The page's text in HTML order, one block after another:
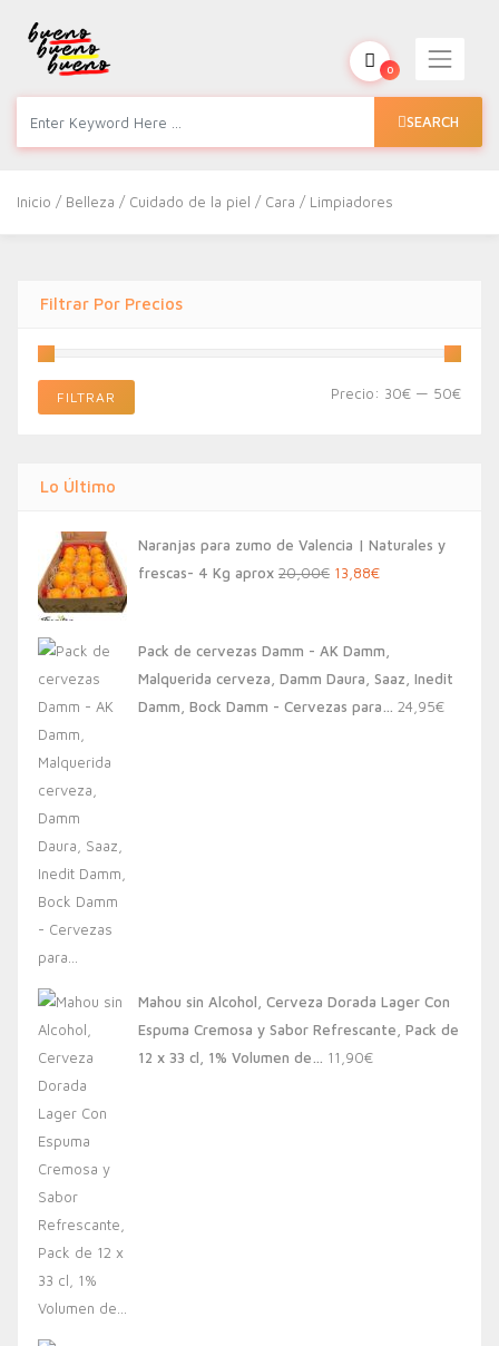
SEARCH
0
Inicio / Belleza / Cuidado de la piel / Cara / Limpiadores
Filtrar Por Precios
FILTRAR Precio: 30€ — 50€
Lo Último
Naranjas para zumo de Valencia | Naturales y
frescas- 4 Kg aprox 20,00€ El
era:
20,00€.
13,88€El
es:
13,88€.
Pack de cervezas Damm - AK Damm,
Malquerida cerveza, Damm Daura, Saaz, Inedit
Damm, Bock Damm - Cervezas para… 24,95€
Mahou sin Alcohol, Cerveza Dorada Lager Con
Espuma Cremosa y Sabor Refrescante, Pack de
12 x 33 cl, 1% Volumen de… 11,90€